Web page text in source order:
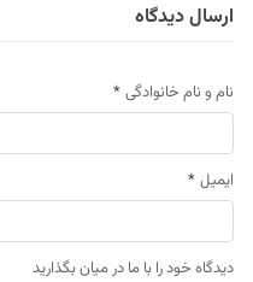
ارسال دیدگاه
نام و نام خانوادگی *
ایمیل *
دیدگاه خود را با ما در میان بگذارید